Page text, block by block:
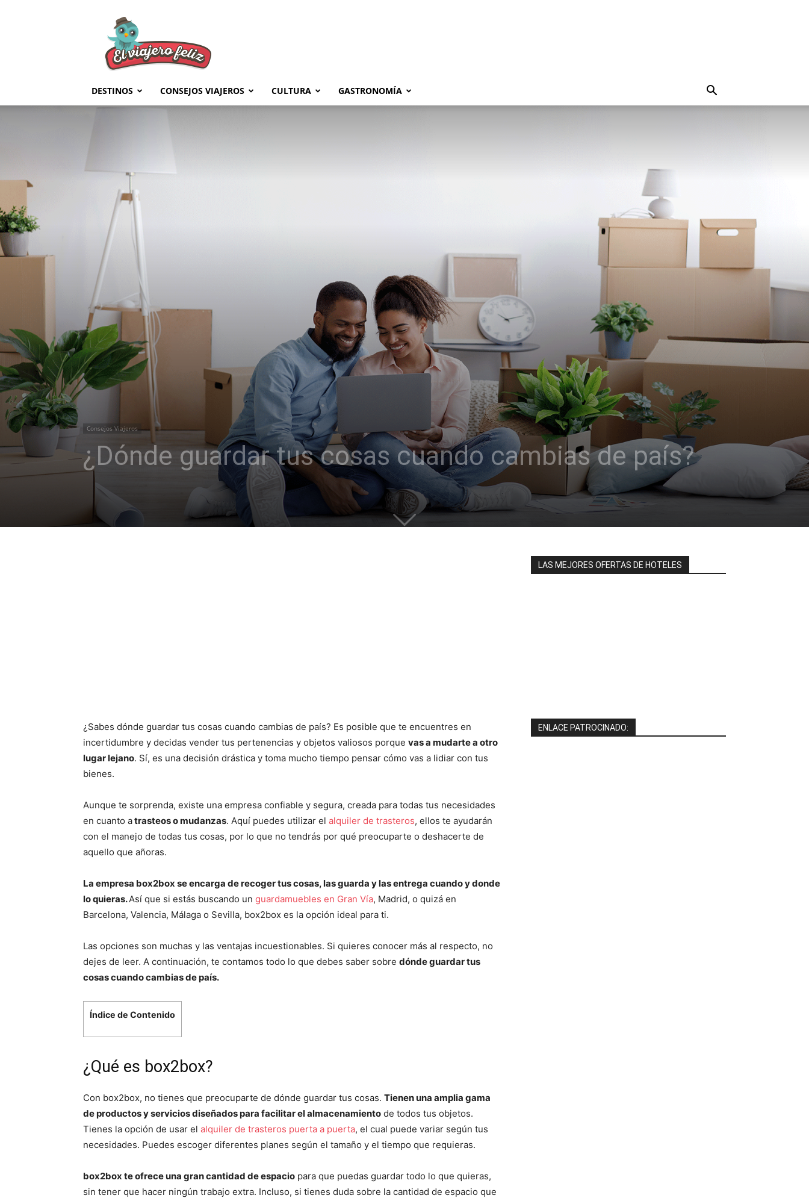
Feliz
DESTINOS CONSEJOS VIAJEROS CULTURA GASTRONOMÍA
Consejos Viajeros
¿Dónde guardar tus cosas cuando cambias de país?
¿Sabes dónde guardar tus cosas cuando cambias de país? Es posible que te encuentres en
incertidumbre y decidas vender tus pertenencias y objetos valiosos porque vas a mudarte a otro
lugar lejano. Sí, es una decisión drástica y toma mucho tiempo pensar cómo vas a lidiar con tus
bienes.
Aunque te sorprenda, existe una empresa confiable y segura, creada para todas tus necesidades
en cuanto atrasteos o mudanzas. Aquí puedes utilizar el alquiler de trasteros, ellos te ayudarán
con el manejo de todas tus cosas, por lo que no tendrás por qué preocuparte o deshacerte de
aquello que añoras.
La empresa box2box se encarga de recoger tus cosas, las guarda y las entrega cuando y donde
lo quieras.Así que si estás buscando un guardamuebles en Gran Vía, Madrid, o quizá en
Barcelona, Valencia, Málaga o Sevilla, box2box es la opción ideal para ti.
Las opciones son muchas y las ventajas incuestionables. Si quieres conocer más al respecto, no
dejes de leer. A continuación, te contamos todo lo que debes saber sobre dónde guardar tus
cosas cuando cambias de país.
Índice de Contenido
¿Qué es box2box?
Con box2box, no tienes que preocuparte de dónde guardar tus cosas. Tienen una amplia gama
de productos y servicios diseñados para facilitar el almacenamiento de todos tus objetos.
Tienes la opción de usar el alquiler de trasteros puerta a puerta, el cual puede variar según tus
necesidades. Puedes escoger diferentes planes según el tamaño y el tiempo que requieras.
box2box te ofrece una gran cantidad de espacio para que puedas guardar todo lo que quieras,
sin tener que hacer ningún trabajo extra. Incluso, si tienes duda sobre la cantidad de espacio que
LAS MEJORES OFERTAS DE HOTELES
ENLACE PATROCINADO: